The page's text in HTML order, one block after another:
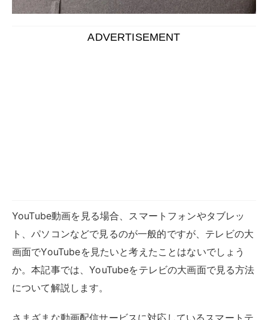
YouTube動画を見る場合、スマートフォンやタブレッ
ないだりすれば、手持ちのテレビでも視聴が可能です。
YouTubeをテレビで見るための方法を詳しく解説すると
ともに、新しくテレビの買い替えを検討している人へ向
けて、おすすめの最新スマートテレビも紹介します。
この記事でわかること